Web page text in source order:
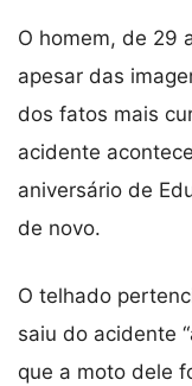
O homem, de 29
apesar das
dos fatos mais
acidente
aniversário de
de novo.
O telhado
saiu do acidente
que a moto dele